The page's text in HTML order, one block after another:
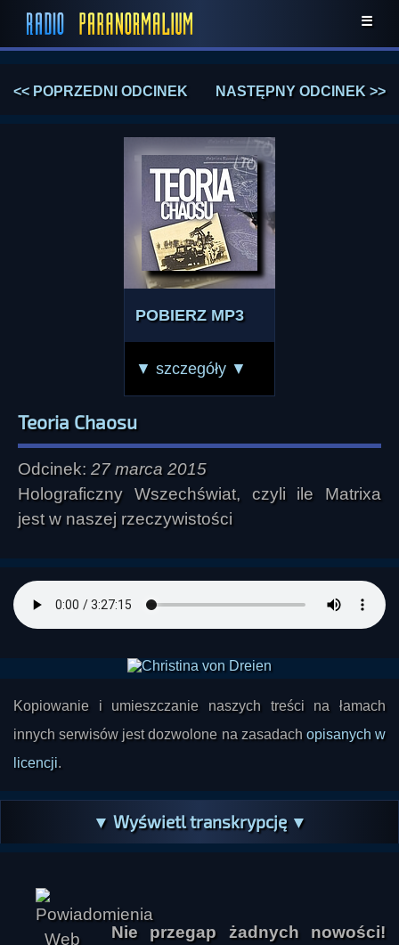
☰
<< POPRZEDNI ODCINEK NASTĘPNY ODCINEK >>
POBIERZ MP3
▼ szczegóły ▼
Teoria Chaosu
Odcinek: 27 marca 2015
Holograficzny Wszechświat, czyli ile Matrixa
jest w naszej rzeczywistości
Kopiowanie i umieszczanie naszych treści na łamach
innych serwisów jest dozwolone na zasadach opisanych w
licencji.
▼ Wyświetl transkrypcję ▼
Nie przegap żadnych nowości!